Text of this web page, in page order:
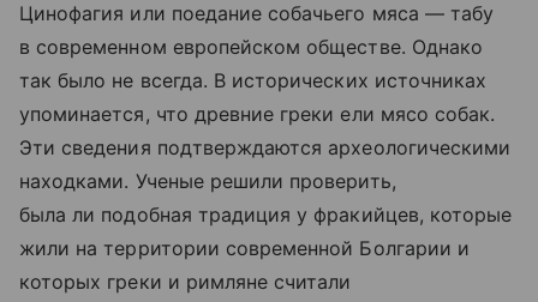
Цинофагия или поедание собачьего мяса — табу
в современном европейском обществе. Однако
так было не всегда. В исторических источниках
упоминается, что древние греки ели мясо собак.
Эти сведения подтверждаются археологическими
находками. Ученые решили проверить,
была ли подобная традиция у фракийцев, которые
жили на территории современной Болгарии и
которых греки и римляне считали